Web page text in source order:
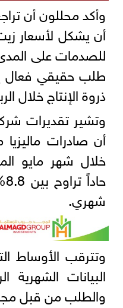
وأكد محللون أن
أن يشكل لأسعار
للصدمات على
طلب حقيقي
ذروة الإنتاج خلال
وتشير تقديرات
أن صادرات
خلال شهر مايو
شهري.
وتترقب الأوساط
البيانات
والطلب من قبل